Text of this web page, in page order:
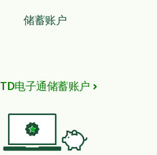
储蓄账户
TD电子通储蓄账户